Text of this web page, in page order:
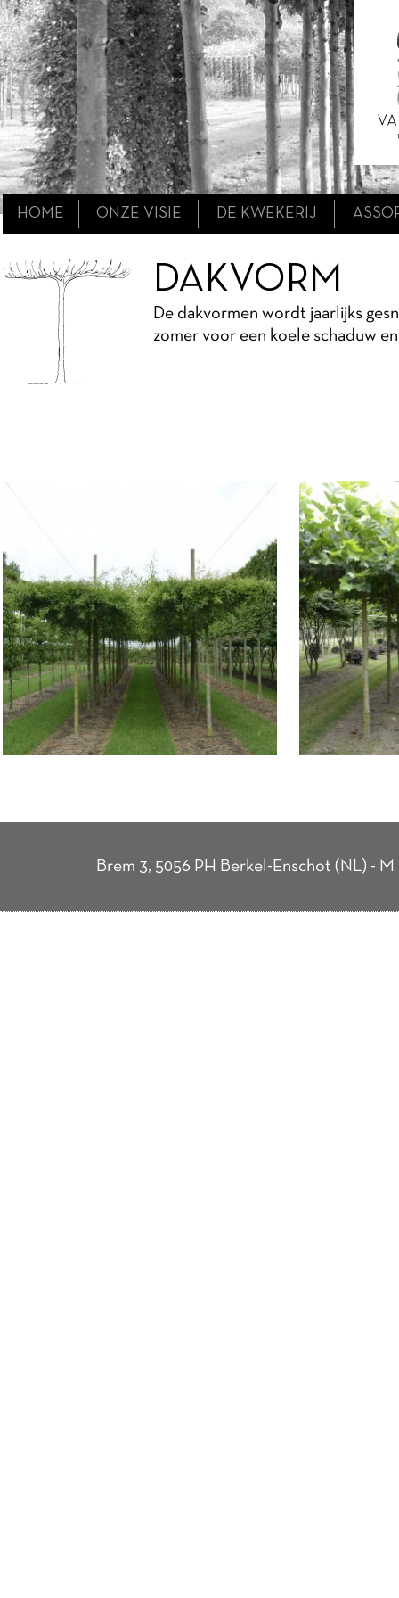
HOME ONZE VISIE DE KWEKERIJ
DAKVORM
De dakvormen wordt jaarlijks
zomer voor een koele schaduw
Brem 3, 5056 PH Berkel-Enschot (NL) -